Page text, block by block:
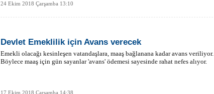
24 Ekim 2018 Çarşamba 13:10
Devlet Emeklilik için Avans verecek
Emekli olacağı kesinleşen vatandaşlara, maaş bağlanana kadar avans veriliyor.
Böylece maaş için gün sayanlar 'avans' ödemesi sayesinde rahat nefes alıyor.
17 Ekim 2018 Çarşamba 14:38